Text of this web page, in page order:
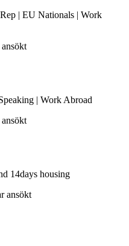
| EU Nationals | Work
| Work Abroad
ansökt
14days housing
ansökt